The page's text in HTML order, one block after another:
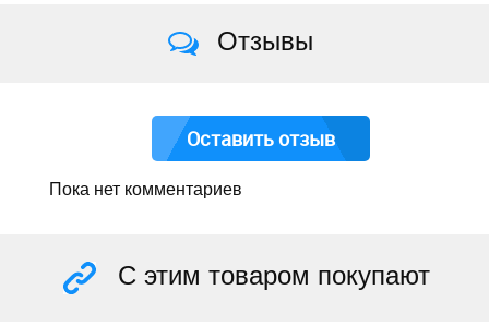
Отзывы
Оставить отзыв
Пока нет комментариев
С этим товаром покупают